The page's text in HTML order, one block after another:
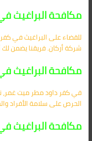
مكافحة البراغيث
للقضاء على البراغيث في
شركة أركان. فريقنا يضمن لك
مكافحة البراغيث
في كفر داود مطر ميت غمر،
الحرص على سلامة الأفراد
مكافحة البراغيث